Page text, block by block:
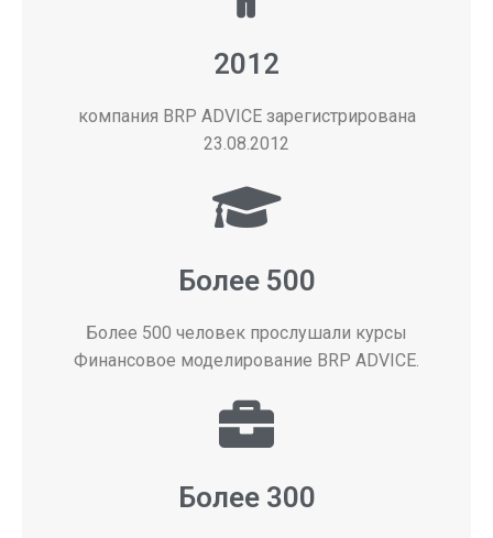
2012
компания BRP ADVICE зарегистрирована
23.08.2012
Более 500
Более 500 человек прослушали курсы
Финансовое моделирование BRP ADVICE.
Более 300